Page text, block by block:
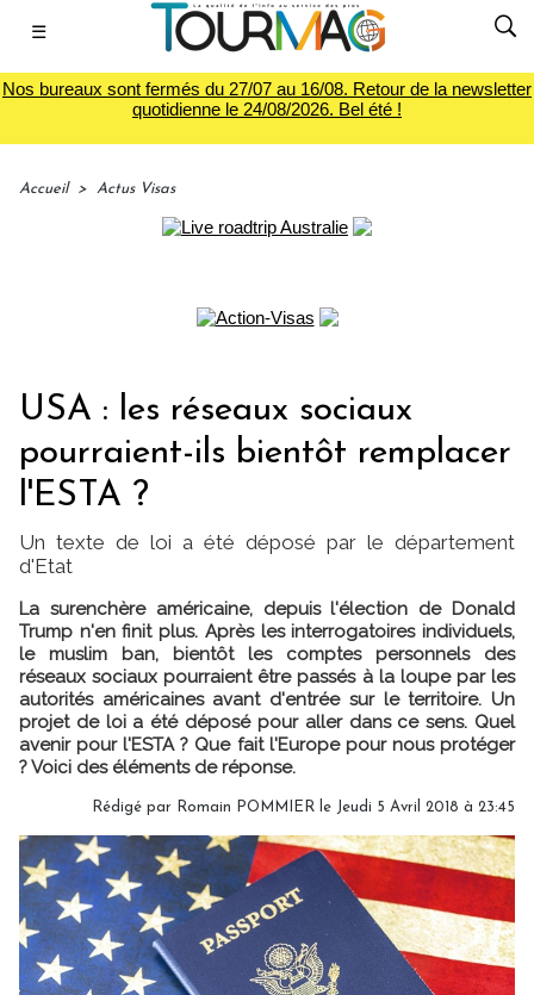
☰
Nos bureaux sont fermés du 27/07 au 16/08. Retour de la newsletter
quotidienne le 24/08/2026. Bel été !
Accueil > Actus Visas
USA : les réseaux sociaux
pourraient-ils bientôt remplacer
l'ESTA ?
Un texte de loi a été déposé par le département
d'Etat
La surenchère américaine, depuis l'élection de Donald
Trump n'en finit plus. Après les interrogatoires individuels,
le muslim ban, bientôt les comptes personnels des
réseaux sociaux pourraient être passés à la loupe par les
autorités américaines avant d'entrée sur le territoire. Un
projet de loi a été déposé pour aller dans ce sens. Quel
avenir pour l'ESTA ? Que fait l'Europe pour nous protéger
? Voici des éléments de réponse.
Rédigé par Romain POMMIER le Jeudi 5 Avril 2018 à 23:45